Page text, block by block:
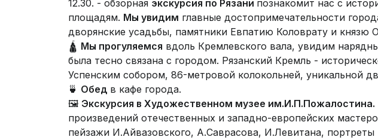
12.30. - обзорная экскурсия по Рязани познакомит нас с
площадям. Мы увидим главные достопримечательности
дворянские усадьбы, памятники Евпатию Коловрату и князю
🛕 Мы прогуляемся вдоль Кремлевского вала, увидим
была тесно связана с городом. Рязанский Кремль -
Успенским собором, 86-метровой колокольней, уникальной
🍵 Обед в кафе города.
🖼️ Экскурсия в Художественном музее им.И.П.Пожалостина.
произведений отечественных и западно-европейских
пейзажи И.Айвазовского, А.Саврасова, И.Левитана,